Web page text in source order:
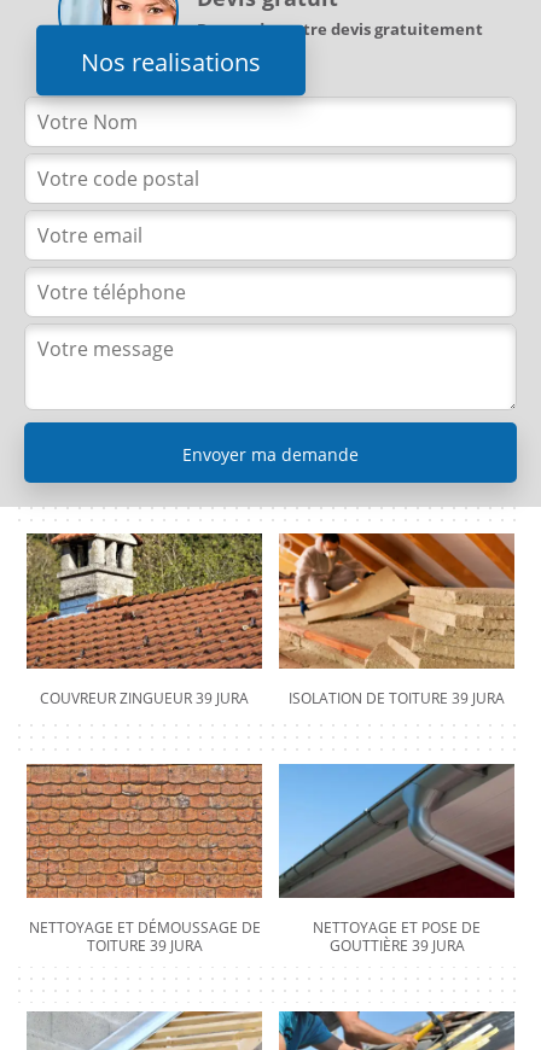
Nos realisations
Demandez votre devis gratuitement
COUVREUR ZINGUEUR 39 JURA ISOLATION DE TOITURE 39 JURA
NETTOYAGE ET DÉMOUSSAGE DE
TOITURE 39 JURA
NETTOYAGE ET POSE DE
GOUTTIÈRE 39 JURA